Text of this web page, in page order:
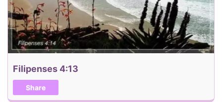
Filipenses 4:13
Share